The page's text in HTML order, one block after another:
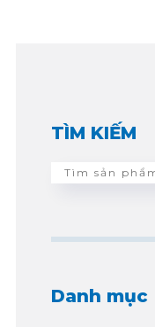
TÌM KIẾM
Danh mục